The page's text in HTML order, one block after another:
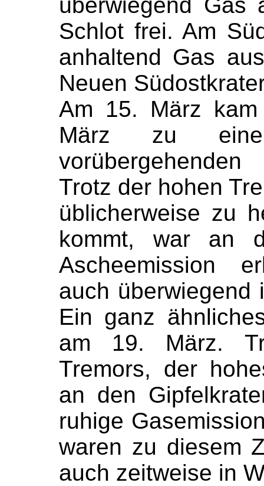
Schlot frei. Am
anhaltend Gas
Neuen
Am 15. März
März zu
Trotz der hohen
üblicherweise zu
kommt, war an
Ascheemission
auch überwiegend
Ein ganz
am 19. März.
Tremors, der
an den
ruhige
waren zu diesem
auch zeitweise in